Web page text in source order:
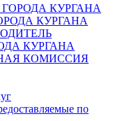
КУРГАНА
КУРГАНА
КУРГАНА
КОМИССИЯ
по